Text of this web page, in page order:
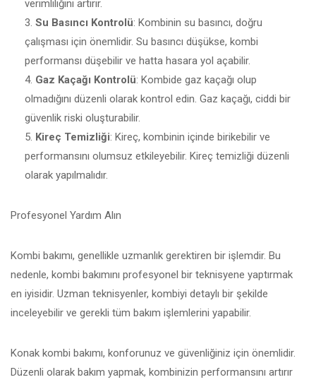
verimliliğini artırır.
Su Basıncı Kontrolü: Kombinin su basıncı, doğru
çalışması için önemlidir. Su basıncı düşükse, kombi
performansı düşebilir ve hatta hasara yol açabilir.
Gaz Kaçağı Kontrolü: Kombide gaz kaçağı olup
olmadığını düzenli olarak kontrol edin. Gaz kaçağı, ciddi bir
güvenlik riski oluşturabilir.
Kireç Temizliği: Kireç, kombinin içinde birikebilir ve
performansını olumsuz etkileyebilir. Kireç temizliği düzenli
olarak yapılmalıdır.
Profesyonel Yardım Alın
Kombi bakımı, genellikle uzmanlık gerektiren bir işlemdir. Bu
nedenle, kombi bakımını profesyonel bir teknisyene yaptırmak
en iyisidir. Uzman teknisyenler, kombiyi detaylı bir şekilde
inceleyebilir ve gerekli tüm bakım işlemlerini yapabilir.
Konak kombi bakımı, konforunuz ve güvenliğiniz için önemlidir.
Düzenli olarak bakım yapmak, kombinizin performansını artırır